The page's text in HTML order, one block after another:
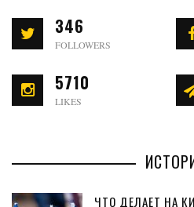
346
FOLLOWERS
5710
LIKES
ЧТО ДЕЛАЕТ НА